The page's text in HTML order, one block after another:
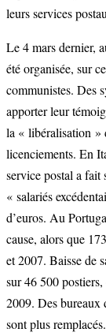
leurs services
Le 4 mars dernier,
été organisée, sur
communistes. Des
apporter leur
la « libéralisation »
licenciements. En
service postal a fait
« salariés
d’euros. Au
cause, alors que
et 2007. Baisse de
sur 46 500
2009. Des bureaux
sont plus